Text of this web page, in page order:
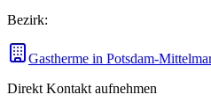
Bezirk:
Gastherme in Potsdam-
Direkt Kontakt aufnehmen